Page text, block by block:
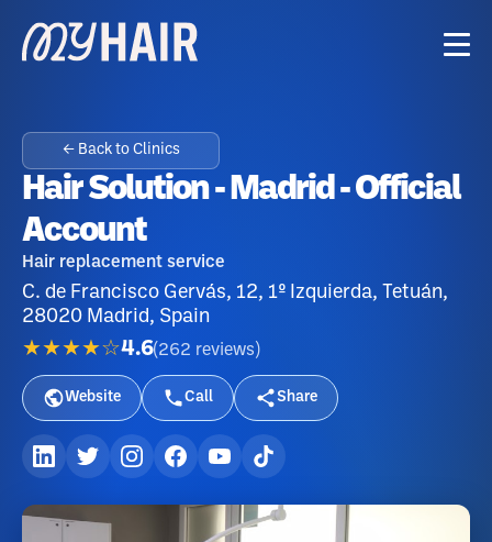
← Back to Clinics
Hair Solution - Madrid - Official
Account
Hair replacement service
C. de Francisco Gervás, 12, 1º Izquierda, Tetuán,
28020 Madrid, Spain
★★★★☆4.6(262 reviews )
Website Call Share